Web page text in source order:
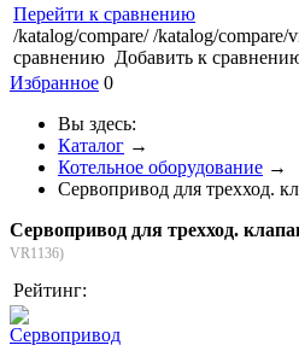
Перейти к сравнению
/katalog/compare/ /katalog/compare/
сравнению Добавить к
Избранное 0
Вы здесь:
Каталог →
Котельное оборудование →
Сервопривод для трехход.
Сервопривод для трехход.
VR1136)
Рейтинг: